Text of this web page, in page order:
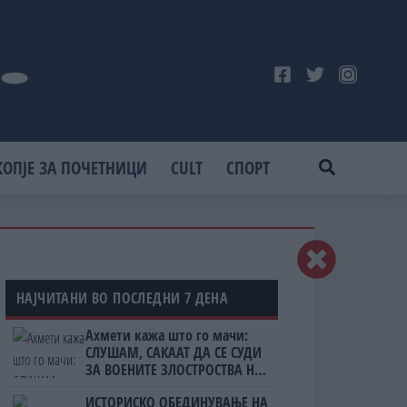
ЗА ПОЧЕТНИЦИ CULT СПОРТ
НАЈЧИТАНИ ВО ПОСЛЕДНИ 7 ДЕНА
Ахмети кажа што го мачи:
СЛУШАМ, САКААТ ДА СЕ СУДИ
ЗА ВОЕНИТЕ ЗЛОСТРОСТВА НА
ИСТОРИСКО ОБЕДИНУВАЊЕ НА